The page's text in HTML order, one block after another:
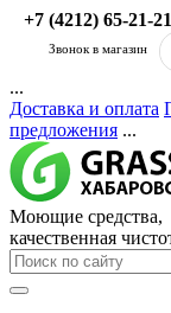
+7 (4212) 65-21-21
Звонок в магазин
...
Доставка и оплата
предложения ...
Моющие средства,
качественная